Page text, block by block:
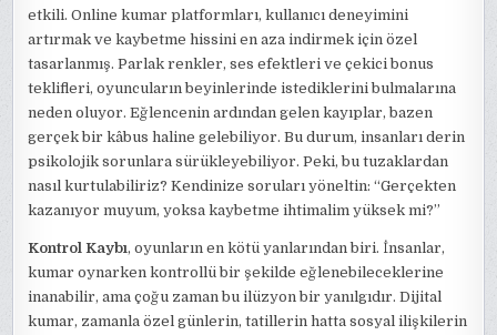
etkili. Online kumar platformları, kullanıcı deneyimini
artırmak ve kaybetme hissini en aza indirmek için özel
tasarlanmış. Parlak renkler, ses efektleri ve çekici bonus
teklifleri, oyuncuların beyinlerinde istediklerini bulmalarına
neden oluyor. Eğlencenin ardından gelen kayıplar, bazen
gerçek bir kâbus haline gelebiliyor. Bu durum, insanları derin
psikolojik sorunlara sürükleyebiliyor. Peki, bu tuzaklardan
nasıl kurtulabiliriz? Kendinize soruları yöneltin: “Gerçekten
kazanıyor muyum, yoksa kaybetme ihtimalim yüksek mi?”
Kontrol Kaybı, oyunların en kötü yanlarından biri. İnsanlar,
kumar oynarken kontrollü bir şekilde eğlenebileceklerine
inanabilir, ama çoğu zaman bu ilüzyon bir yanılgıdır. Dijital
kumar, zamanla özel günlerin, tatillerin hatta sosyal ilişkilerin